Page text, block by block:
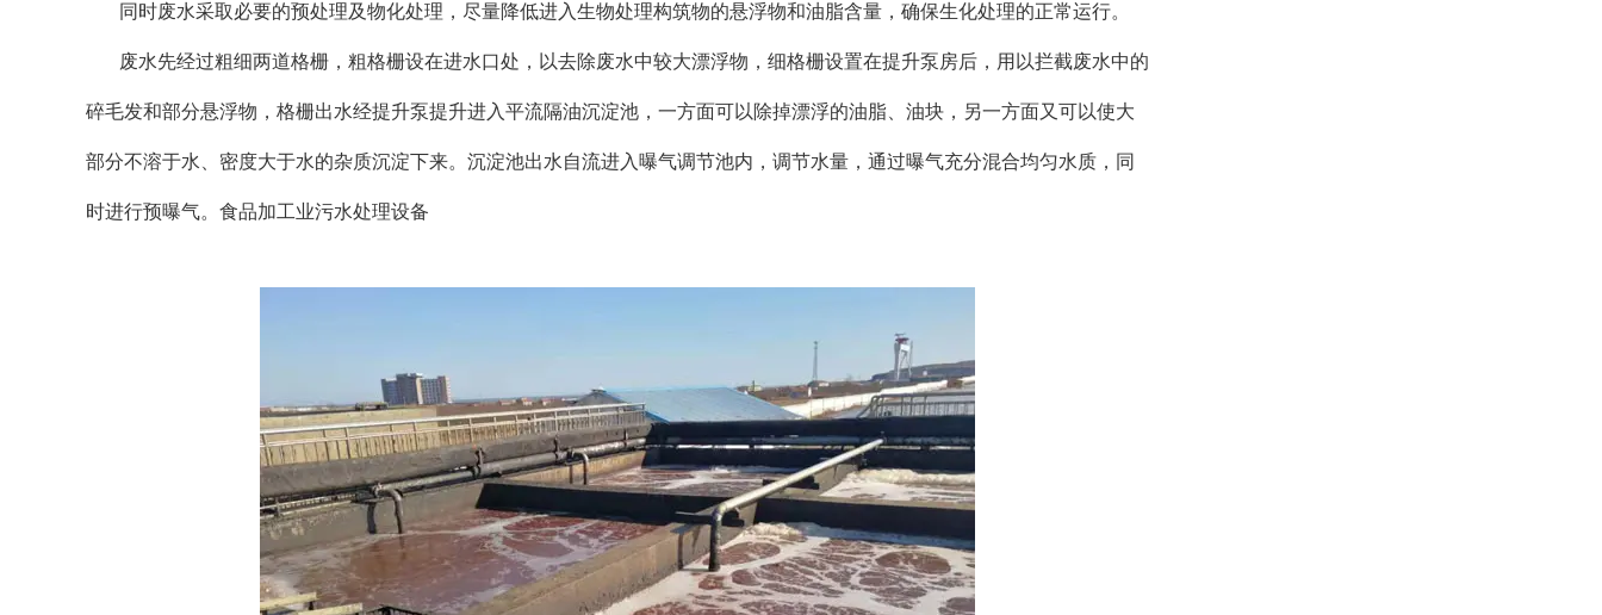
同时废水采取必要的预处理及物化处理，尽量降低进入生物处理构筑物的悬浮物和油脂含量，确保生化处理的正常运行。
废水先经过粗细两道格栅，粗格栅设在进水口处，以去除废水中较大漂浮物，细格栅设置在提升泵房后，用以拦截废水中的
碎毛发和部分悬浮物，格栅出水经提升泵提升进入平流隔油沉淀池，一方面可以除掉漂浮的油脂、油块，另一方面又可以使大
部分不溶于水、密度大于水的杂质沉淀下来。沉淀池出水自流进入曝气调节池内，调节水量，通过曝气充分混合均匀水质，同
时进行预曝气。食品加工业污水处理设备